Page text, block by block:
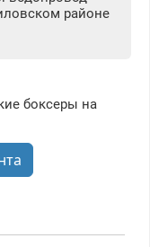
районе
боксеры на